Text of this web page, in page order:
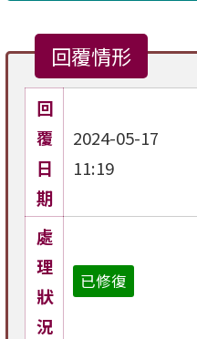
回覆情形
回
覆
日
期
2024-05-17
11:19
處
理
狀
況
已修復